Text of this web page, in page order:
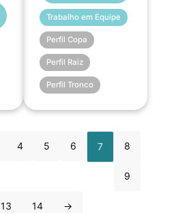
Trabalho em Equipe
Perfil Copa
Perfil Raiz
Perfil Tronco
4 5 6 7 8
9
13 14 →